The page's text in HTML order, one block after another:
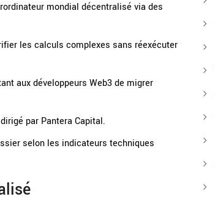
mondial décentralisé via des
les calculs complexes sans réexécuter
aux développeurs Web3 de migrer
par Pantera Capital.
selon les indicateurs techniques